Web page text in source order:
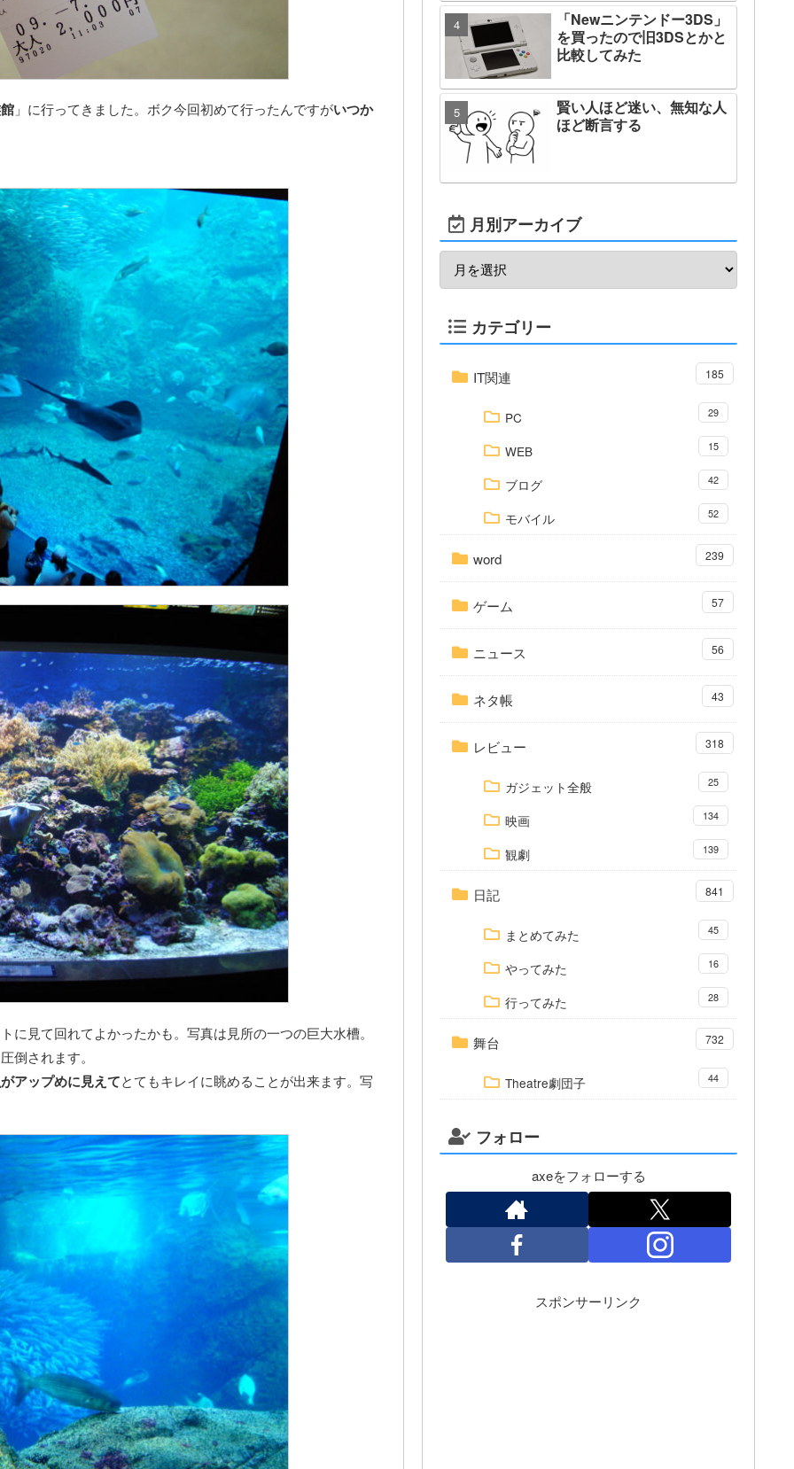
」に行ってきました。ボク今回初めて行ったんですがいつか
見て回れてよかったかも。写真は見所の一つの巨大水槽。
倒されます。
アップめに見えてとてもキレイに眺めることが出来ます。写
「Newニンテンドー3DS」
を買ったので旧3DSとかと
比較してみた
賢い人ほど迷い、無知な人
ほど断言する
月別アーカイブ
カテゴリー
IT関連 185
PC 29
WEB 15
ブログ 42
モバイル 52
word 239
ゲーム 57
ニュース 56
ネタ帳 43
レビュー 318
ガジェット全般 25
映画 134
観劇 139
日記 841
まとめてみた 45
やってみた 16
行ってみた 28
舞台 732
Theatre劇団子 44
フォロー
axeをフォローする
スポンサーリンク